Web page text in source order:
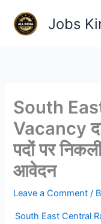
content
Jobs
South
Vacancy
पदों पर
आवेदन
Leave a Comment /
South East Central